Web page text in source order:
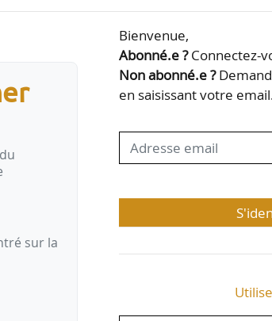
autre qu’habitation peuvent
à la commune ou à l’EPCI d’autoriser
le PLU ne le permet…
sur la
Bienvenue,
Abonné.e ?Connectez-
Non abonné.e ?
en saisissant votre